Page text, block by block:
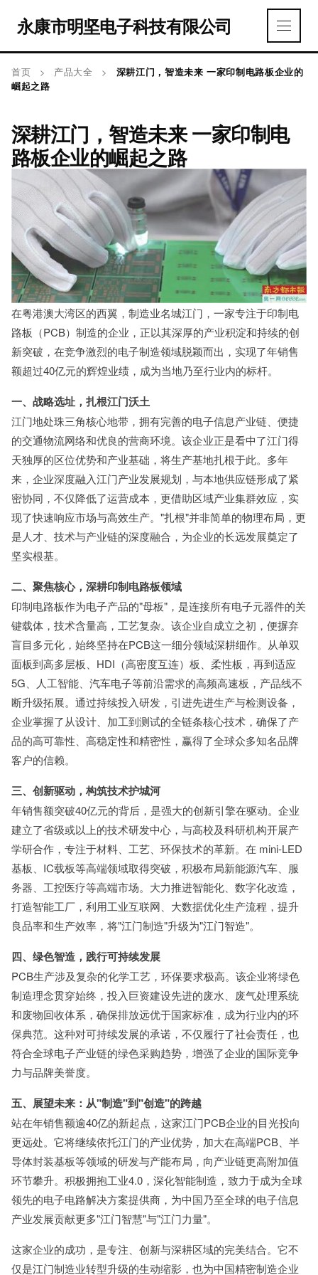
永康市明坚电子科技有限公司
首页 > 产品大全 >
深耕江门，智造未来 一家印制电路板企业的
崛起之路
深耕江门，智造未来 一家印制电
路板企业的崛起之路
在粤港澳大湾区的西翼，制造业名城江门，一家专注于印制电
路板（PCB）制造的企业，正以其深厚的产业积淀和持续的创
新突破，在竞争激烈的电子制造领域脱颖而出，实现了年销售
额超过40亿元的辉煌业绩，成为当地乃至行业内的标杆。
一、战略选址，扎根江门沃土
江门地处珠三角核心地带，拥有完善的电子信息产业链、便捷
的交通物流网络和优良的营商环境。该企业正是看中了江门得
天独厚的区位优势和产业基础，将生产基地扎根于此。多年
来，企业深度融入江门产业发展规划，与本地供应链形成了紧
密协同，不仅降低了运营成本，更借助区域产业集群效应，实
现了快速响应市场与高效生产。"扎根"并非简单的物理布局，更
是人才、技术与产业链的深度融合，为企业的长远发展奠定了
坚实根基。
二、聚焦核心，深耕印制电路板领域
印制电路板作为电子产品的"母板"，是连接所有电子元器件的关
键载体，技术含量高，工艺复杂。该企业自成立之初，便摒弃
盲目多元化，始终坚持在PCB这一细分领域深耕细作。从单双
面板到高多层板、HDI（高密度互连）板、柔性板，再到适应
5G、人工智能、汽车电子等前沿需求的高频高速板，产品线不
断升级拓展。通过持续投入研发，引进先进生产与检测设备，
企业掌握了从设计、加工到测试的全链条核心技术，确保了产
品的高可靠性、高稳定性和精密性，赢得了全球众多知名品牌
客户的信赖。
三、创新驱动，构筑技术护城河
年销售额突破40亿元的背后，是强大的创新引擎在驱动。企业
建立了省级或以上的技术研发中心，与高校及科研机构开展产
学研合作，专注于材料、工艺、环保技术的革新。在 mini-LED
基板、IC载板等高端领域取得突破，积极布局新能源汽车、服
务器、工控医疗等高端市场。大力推进智能化、数字化改造，
打造智能工厂，利用工业互联网、大数据优化生产流程，提升
良品率和生产效率，将"江门制造"升级为"江门智造"。
四、绿色智造，践行可持续发展
PCB生产涉及复杂的化学工艺，环保要求极高。该企业将绿色
制造理念贯穿始终，投入巨资建设先进的废水、废气处理系统
和废物回收体系，确保排放远优于国家标准，成为行业内的环
保典范。这种对可持续发展的承诺，不仅履行了社会责任，也
符合全球电子产业链的绿色采购趋势，增强了企业的国际竞争
力与品牌美誉度。
五、展望未来：从"制造"到"创造"的跨越
站在年销售额逾40亿的新起点，这家江门PCB企业的目光投向
更远处。它将继续依托江门的产业优势，加大在高端PCB、半
导体封装基板等领域的研发与产能布局，向产业链更高附加值
环节攀升。积极拥抱工业4.0，深化智能制造，致力于成为全球
领先的电子电路解决方案提供商，为中国乃至全球的电子信息
产业发展贡献更多"江门智慧"与"江门力量"。
这家企业的成功，是专注、创新与深耕区域的完美结合。它不
仅是江门制造业转型升级的生动缩影，也为中国精密制造企业